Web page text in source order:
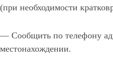
(при необходимости
— Сообщить по телефону
местонахождении.